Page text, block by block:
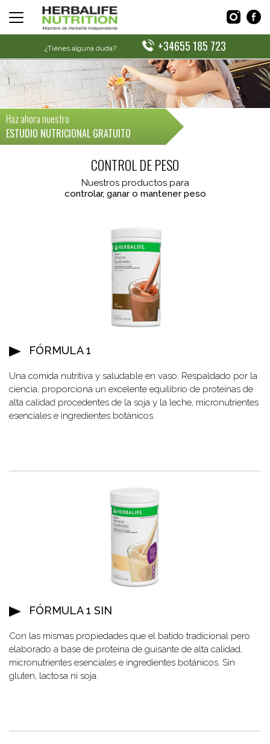
¿Tienes alguna duda? +34655 185 723
Haz ahora nuestro
ESTUDIO NUTRICIONAL GRATUITO
CONTROL DE PESO
Nuestros productos para
controlar, ganar o mantener peso
FÓRMULA 1
Una comida nutritiva y saludable en vaso. Respaldado por la
ciencia, proporciona un excelente equilibrio de proteínas de
alta calidad procedentes de la soja y la leche, micronutrientes
esenciales e ingredientes botánicos.
FÓRMULA 1 SIN
Con las mismas propiedades que el batido tradicional pero
elaborado a base de proteína de guisante de alta calidad,
micronutrientes esenciales e ingredientes botánicos. Sin
gluten, lactosa ni soja.